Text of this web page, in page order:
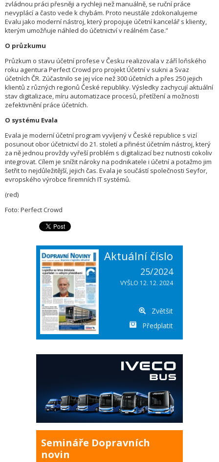
zvládnou práci přesněji a rychleji než manuálně, se ruční práce
nevyplácí a často vede k chybám. Proto neustále zdokonalujeme
Evalu jako moderní nástroj, který propojuje účetní kancelář s klienty,
kterým umožňuje náhled do účetnictví v reálném čase.”
O průzkumu
Průzkum o stavu účetní profese v Česku realizovala v září loňského
roku agentura Perfect Crowd pro projekt Účetní v sukni a Svaz
účetních ČR. Zúčastnilo se jej více než 300 účetních a přes 250 jejich
klientů z různých regionů České republiky. Výsledky zachycují aktuální
stav digitalizace, míru automatizace procesů, přetížení a možnosti
zefektivnění práce účetních.
O systému Evala
Evala je moderní účetní program vyvíjený v České republice s vizí
posunout obor účetnictví do 21. století a přinést účetním nástroj, který
za ně jednou provždy vyřeší problém s digitalizací bez nutnosti cokoliv
integrovat. Cílem je snížit nároky na podnikatele i účetní a potažmo jim
šetřit to nejdůležitější, jejich čas. Evala je součástí společnosti Seyfor,
evropského výrobce firemních IT systémů.
(red)
Foto: Perfect Crowd
Aktuální číslo
25/2024
VYŠLO 12. 12. 2024
Zvětšit
Předplatit
Semináře Dopravních
novin